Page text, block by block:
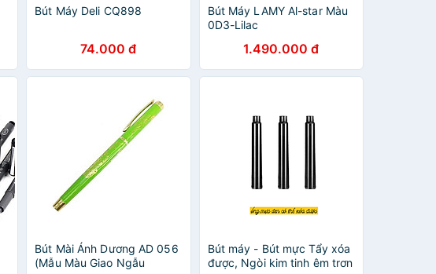
Bút Máy Deli CQ898
74.000 đ
Bút Máy LAMY Al-star Màu
0D3-Lilac
1.490.000 đ
Bút Mài Ánh Dương AD 056
(Mẫu Màu Giao Ngẫu
Bút máy - Bút mực Tẩy xóa
được, Ngòi kim tinh êm trơn